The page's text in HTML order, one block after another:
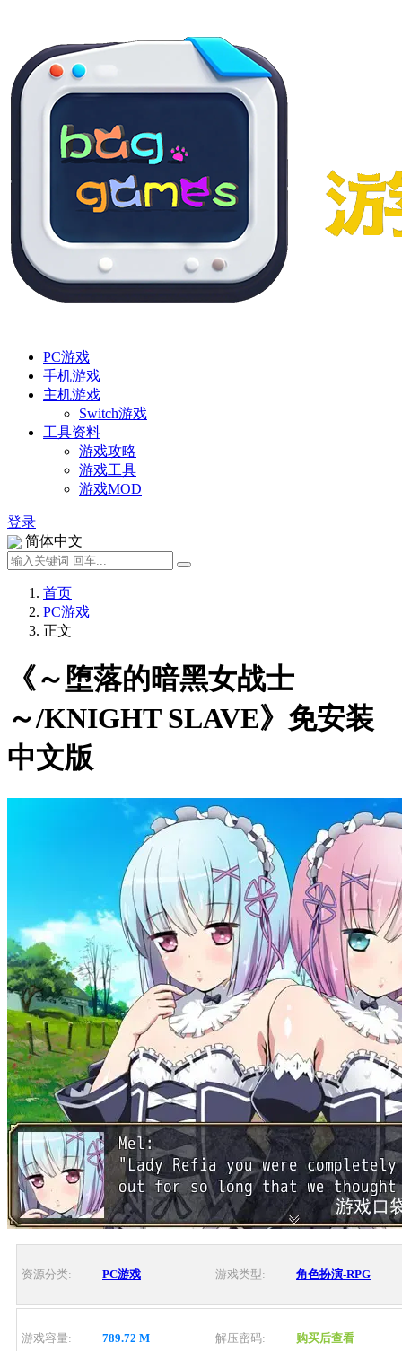
PC游戏
手机游戏
主机游戏
Switch游戏
工具资料
游戏攻略
游戏工具
游戏MOD
登录
简体中文
首页
PC游戏
正文
《～堕落的暗黑女战士
～/KNIGHT SLAVE》免安装
中文版
资源分类: PC游戏 游戏类型: 角色扮演-RPG
游戏容量: 789.72 M 解压密码: 购买后查看